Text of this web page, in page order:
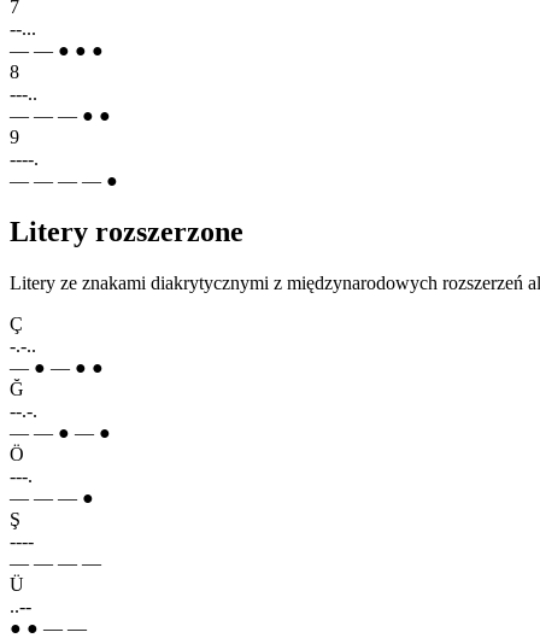
7
--...
— — ● ● ●
8
---..
— — — ● ●
9
----.
— — — — ●
Litery rozszerzone
Litery ze znakami diakrytycznymi z międzynarodowych rozszerzeń
Ç
-.-..
— ● — ● ●
Ğ
--.-.
— — ● — ●
Ö
---.
— — — ●
Ş
----
— — — —
Ü
..--
● ● — —